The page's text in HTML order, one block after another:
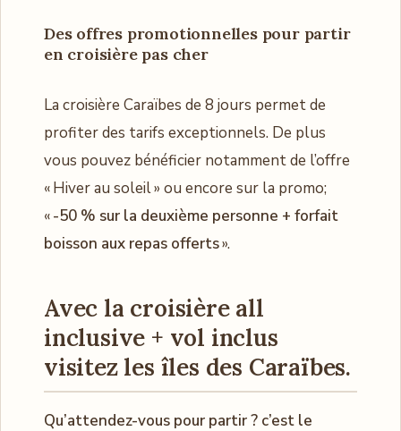
Des offres promotionnelles pour partir
en croisière pas cher
La croisière Caraïbes de 8 jours permet de
profiter des tarifs exceptionnels. De plus
vous pouvez bénéficier notamment de l’offre
« Hiver au soleil » ou encore sur la promo;
«-50 % sur la deuxième personne + forfait
boisson aux repas offerts».
Avec la croisière all
inclusive + vol inclus
visitez les îles des Caraïbes.
Qu’attendez-vous pour partir ? c’est le